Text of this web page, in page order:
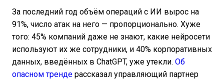
За последний год объём операций с ИИ вырос на
91%, число атак на него — пропорционально. Хуже
того: 45% компаний даже не знают, какие нейросети
используют их же сотрудники, и 40% корпоративных
данных, введённых в ChatGPT, уже утекли. Об
опасном тренде рассказал управляющий партнер